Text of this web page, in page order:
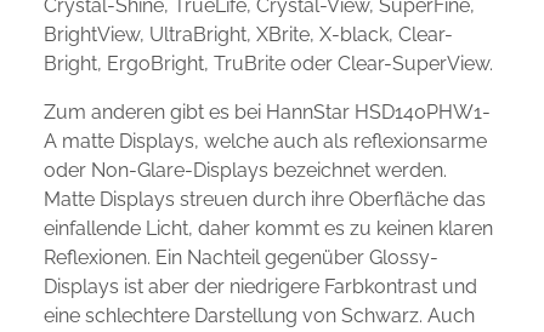
Crystal-Shine, TrueLife, Crystal-View, SuperFine,
BrightView, UltraBright, XBrite, X-black, Clear-
Bright, ErgoBright, TruBrite oder Clear-SuperView.
Zum anderen gibt es bei HannStar HSD140PHW1-
A matte Displays, welche auch als reflexionsarme
oder Non-Glare-Displays bezeichnet werden.
Matte Displays streuen durch ihre Oberfläche das
einfallende Licht, daher kommt es zu keinen klaren
Reflexionen. Ein Nachteil gegenüber Glossy-
Displays ist aber der niedrigere Farbkontrast und
eine schlechtere Darstellung von Schwarz. Auch